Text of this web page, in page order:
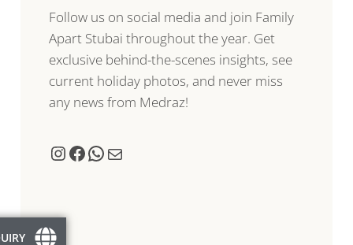
Follow us on social media and join Family
Apart Stubai throughout the year. Get
exclusive behind-the-scenes insights, see
current holiday photos, and never miss
any news from Medraz!